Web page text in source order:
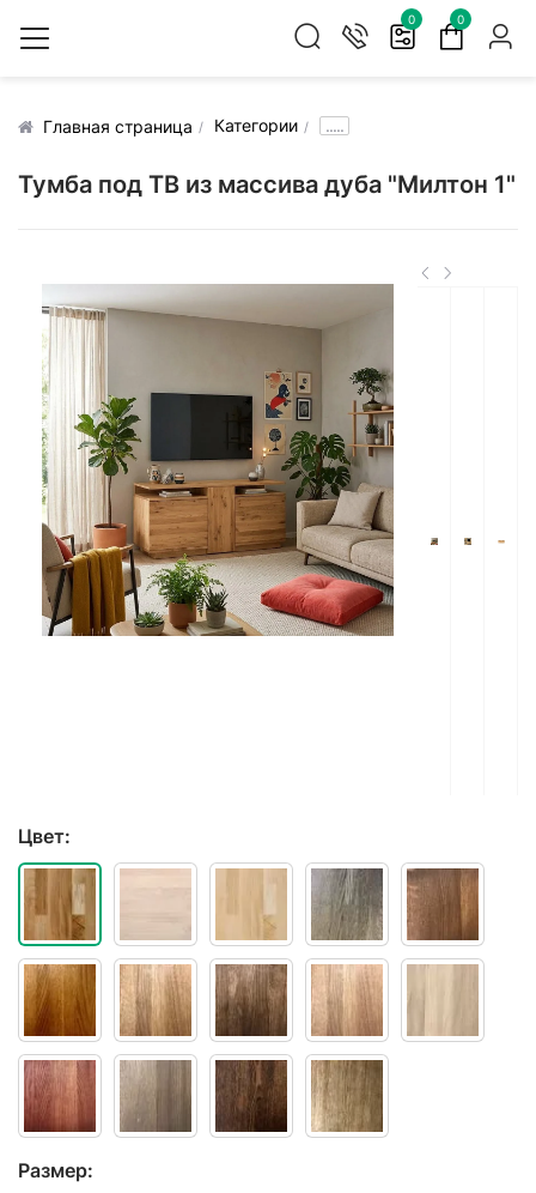
0 0
Главная страница Категории .....
Тумба под ТВ из массива дуба "Милтон 1"
Цвет:
Размер: